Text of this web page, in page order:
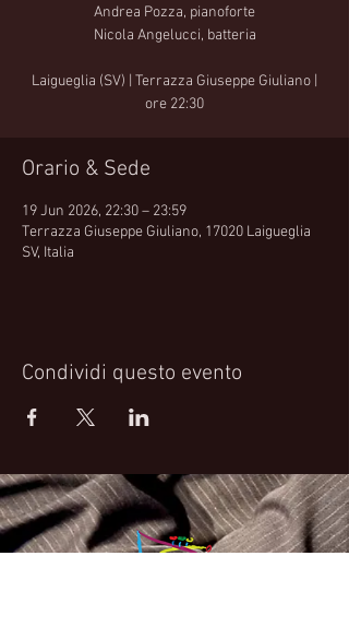
Andrea Pozza, pianoforte
Nicola Angelucci, batteria
Laigueglia (SV) | Terrazza Giuseppe Giuliano |
ore 22:30
Orario & Sede
19 Jun 2026, 22:30 – 23:59
Terrazza Giuseppe Giuliano, 17020 Laigueglia
SV, Italia
Condividi questo evento